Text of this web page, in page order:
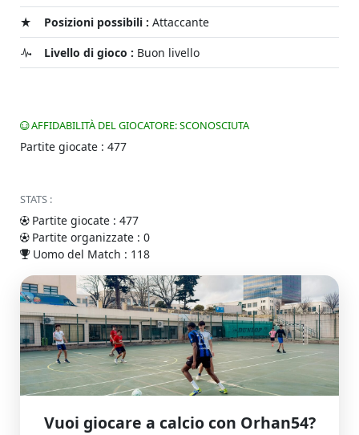
Posizioni possibili : Attaccante
Livello di gioco : Buon livello
AFFIDABILITÀ DEL GIOCATORE: SCONOSCIUTA
Partite giocate : 477
STATS :
Partite giocate : 477
Partite organizzate : 0
Uomo del Match : 118
Vuoi giocare a calcio con Orhan54?